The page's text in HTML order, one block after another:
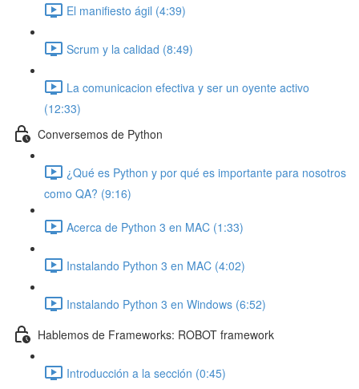
El manifiesto ágil (4:39)
Scrum y la calidad (8:49)
La comunicacion efectiva y ser un oyente activo
(12:33)
Conversemos de Python
¿Qué es Python y por qué es importante para nosotros
como QA? (9:16)
Acerca de Python 3 en MAC (1:33)
Instalando Python 3 en MAC (4:02)
Instalando Python 3 en Windows (6:52)
Hablemos de Frameworks: ROBOT framework
Introducción a la sección (0:45)